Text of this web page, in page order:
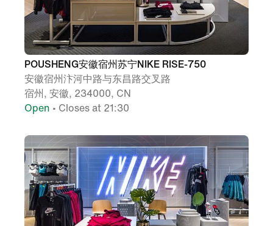
POUSHENG安徽宿州苏宁NIKE RISE-750
安徽宿州汴河中路与东昌路交叉路
宿州, 安徽, 234000, CN
Open • Closes at 21:30